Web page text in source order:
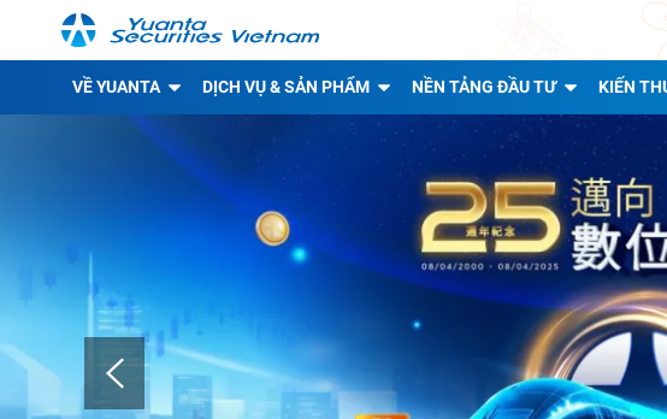
VỀ YUANTA DỊCH VỤ & SẢN PHẨM NỀN TẢNG ĐẦU TƯ KIẾN